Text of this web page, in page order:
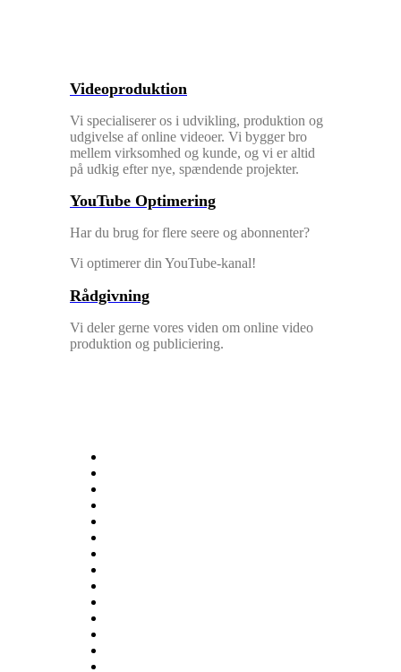
Videoproduktion
Vi specialiserer os i udvikling, produktion og
udgivelse af online videoer. Vi bygger bro
mellem virksomhed og kunde, og vi er altid
på udkig efter nye, spændende projekter.
YouTube Optimering
Har du brug for flere seere og abonnenter?
Vi optimerer din YouTube-kanal!
Rådgivning
Vi deler gerne vores viden om online video
produktion og publiciering.